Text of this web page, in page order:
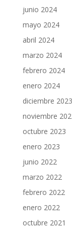
junio 2024
mayo 2024
abril 2024
marzo 2024
febrero 2024
enero 2024
diciembre 2023
noviembre
octubre 2023
enero 2023
junio 2022
marzo 2022
febrero 2022
enero 2022
octubre 2021